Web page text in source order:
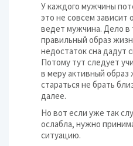
У каждого мужчины
это не совсем зависит
ведет мужчина. Дело
правильный образ
недостаток сна дадут
Потому тут следует
в меру активный образ
стараться не брать
далее.
Но вот если уже так
ослабла, нужно
ситуацию.